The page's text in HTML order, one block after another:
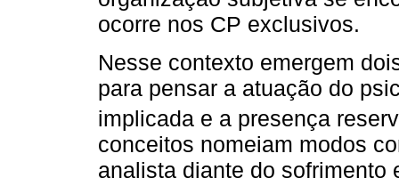
ocorre nos CP exclusivos.
Nesse contexto emergem
para pensar a atuação do
implicada e a presença
conceitos nomeiam modos
analista diante do sofrimento